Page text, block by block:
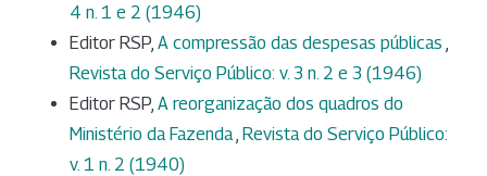
4 n. 1 e 2 (1946)
Editor RSP, A compressão das despesas públicas ,
Revista do Serviço Público: v. 3 n. 2 e 3 (1946)
Editor RSP, A reorganização dos quadros do
Ministério da Fazenda, Revista do Serviço Público:
v. 1 n. 2 (1940)